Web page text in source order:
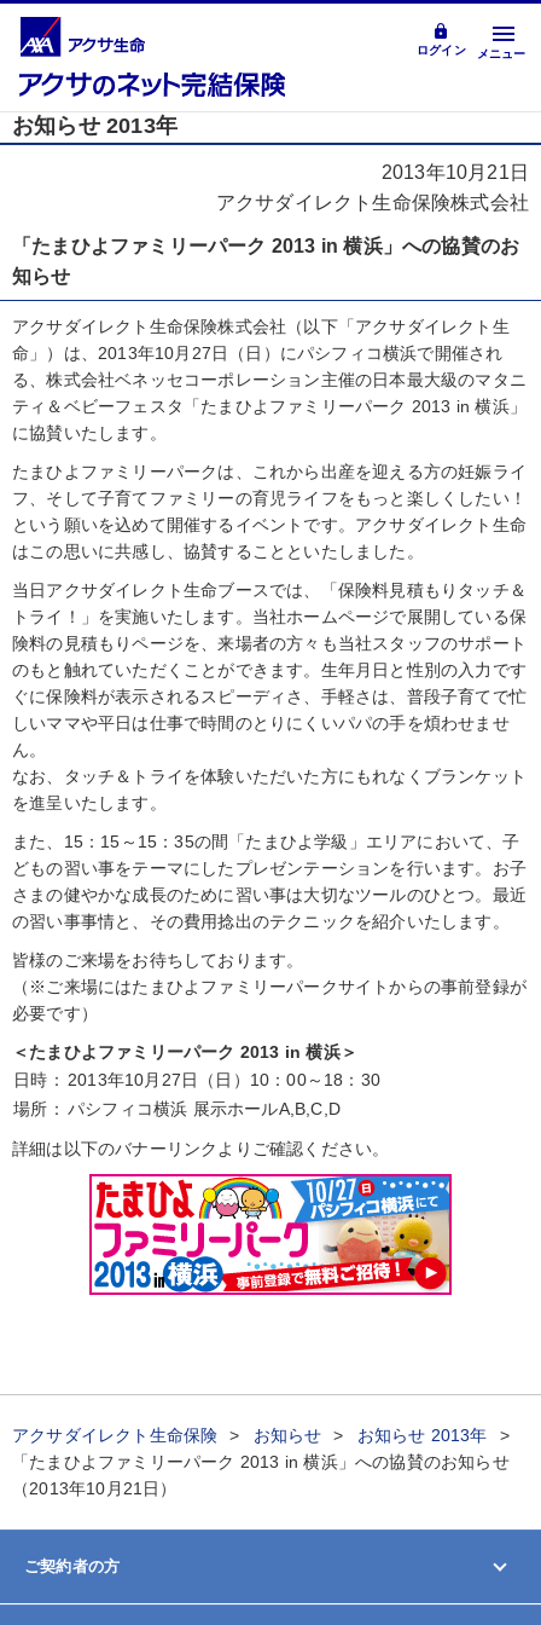
ログイン メニュー
お知らせ 2013年
2013年10月21日
アクサダイレクト生命保険株式会社
「たまひよファミリーパーク 2013 in 横浜」への協賛のお
知らせ
アクサダイレクト生命保険株式会社（以下「アクサダイレクト生
命」）は、2013年10月27日（日）にパシフィコ横浜で開催され
る、株式会社ベネッセコーポレーション主催の日本最大級のマタニ
ティ＆ベビーフェスタ「たまひよファミリーパーク 2013 in 横浜」
に協賛いたします。
たまひよファミリーパークは、これから出産を迎える方の妊娠ライ
フ、そして子育てファミリーの育児ライフをもっと楽しくしたい！
という願いを込めて開催するイベントです。アクサダイレクト生命
はこの思いに共感し、協賛することといたしました。
当日アクサダイレクト生命ブースでは、「保険料見積もりタッチ＆
トライ！」を実施いたします。当社ホームページで展開している保
険料の見積もりページを、来場者の方々も当社スタッフのサポート
のもと触れていただくことができます。生年月日と性別の入力です
ぐに保険料が表示されるスピーディさ、手軽さは、普段子育てで忙
しいママや平日は仕事で時間のとりにくいパパの手を煩わせませ
ん。
なお、タッチ＆トライを体験いただいた方にもれなくブランケット
を進呈いたします。
また、15：15～15：35の間「たまひよ学級」エリアにおいて、子
どもの習い事をテーマにしたプレゼンテーションを行います。お子
さまの健やかな成長のために習い事は大切なツールのひとつ。最近
の習い事事情と、その費用捻出のテクニックを紹介いたします。
皆様のご来場をお待ちしております。
（※ご来場にはたまひよファミリーパークサイトからの事前登録が
必要です）
＜たまひよファミリーパーク 2013 in 横浜＞
日時： 2013年10月27日（日）10：00～18：30
場所： パシフィコ横浜 展示ホールA,B,C,D
詳細は以下のバナーリンクよりご確認ください。
アクサダイレクト生命保険 お知らせ
お知らせ 2013年
「たまひよファミリーパーク 2013 in 横浜」への協賛のお知らせ
（2013年10月21日）
ご契約者の方